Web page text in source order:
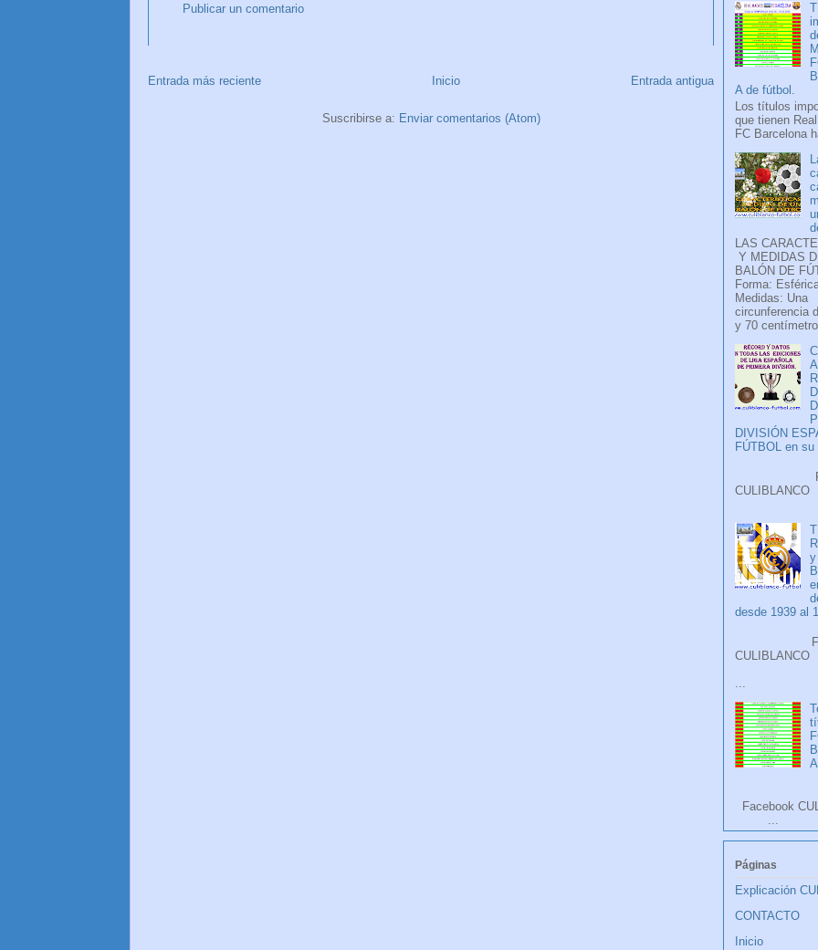
Publicar un comentario
Entrada más reciente Entrada antigua
Inicio
Suscribirse a: Enviar comentarios (Atom)
A de fútbol.
Los títulos
que tienen
FC Barcelona
LAS
Y MEDIDAS
BALÓN DE
Forma:
Medidas: Una
circunferencia
y 70
DIVISIÓN
FÚTBOL en su
y
desde 1939 al
Facebook
...
Páginas
Explicación
CONTACTO
Inicio